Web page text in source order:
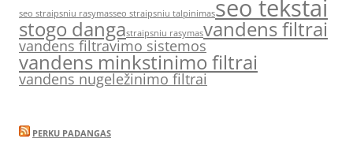
seo straipsniu rasymasseo straipsniu talpinimasseo tekstai
stogo dangastraipsniu rasymasvandens filtrai
vandens filtravimo sistemos
vandens minkstinimo filtrai
vandens nugeležinimo filtrai
PERKU PADANGAS